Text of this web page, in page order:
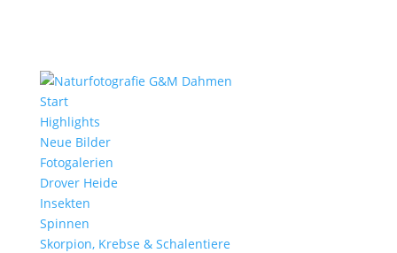
Start
Highlights
Neue Bilder
Fotogalerien
Drover Heide
Insekten
Spinnen
Skorpion, Krebse & Schalentiere